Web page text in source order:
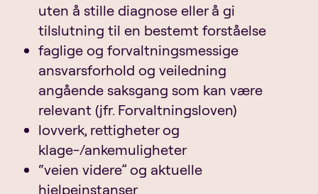
uten å stille diagnose eller å gi
tilslutning til en bestemt forståelse
faglige og forvaltningsmessige
ansvarsforhold og veiledning
angående saksgang som kan være
relevant (jfr. Forvaltningsloven)
lovverk, rettigheter og
klage-/ankemuligheter
“veien videre” og aktuelle
hjelpeinstanser